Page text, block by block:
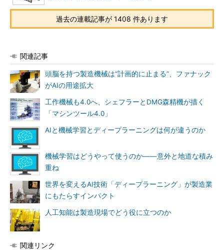
過去の連載記事が 1408 件あります
関連記事
頭脳を持つ製造機械は“計画的に止まる”、ファナック
がAIの用途拡大
工作機械も4.0へ、シェフラーとDMG森精機が描く
「マシンツール4.0」
AIと機械学習とディープラーニングは何が違うのか
機械学習はどうやって使うのか――意外と地道な積み
重ね
世界を変えるAI技術「ディープラーニング」が製造業
にもたらすインパクト
人工知能は製造現場でどう役に立つのか
関連リンク